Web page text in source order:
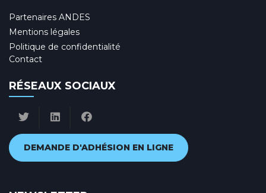
Partenaires ANDES
Mentions légales
Politique de confidentialité
Contact
RÉSEAUX SOCIAUX
DEMANDE D'ADHÉSION EN LIGNE